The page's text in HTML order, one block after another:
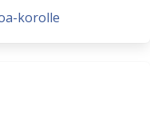
korolle